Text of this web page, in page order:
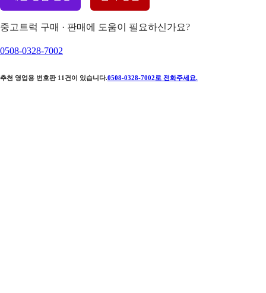
중고트럭 구매 · 판매에 도움이 필요하신가요?
0508-0328-7002
추천 영업용 번호판 11 건이 있습니다.0508-0328-7002 로 전화주세요.